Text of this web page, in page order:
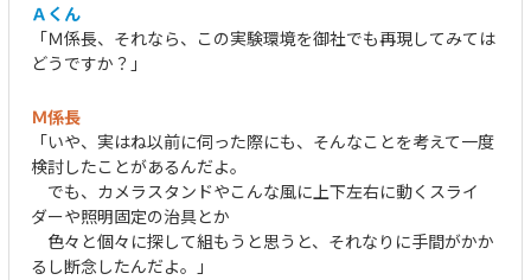
Ａくん
「Ｍ係長、それなら、この実験環境を御社でも再現してみては
どうですか？」
Ｍ係長
「いや、実はね以前に伺った際にも、そんなことを考えて一度
検討したことがあるんだよ。
でも、カメラスタンドやこんな風に上下左右に動くスライ
ダーや照明固定の治具とか
色々と個々に探して組もうと思うと、それなりに手間がかか
るし断念したんだよ。」